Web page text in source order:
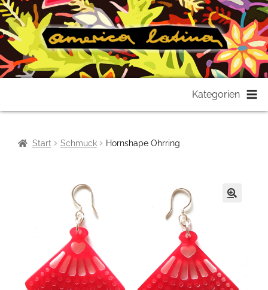
springen
springen
Kategorien
Start Schmuck Hornshape Ohrring